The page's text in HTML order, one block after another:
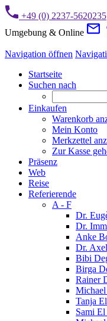
+49 (0) 2237-5620235
Umgebung & Online
Navigation öffnen
Startseite
Suchen nach
Einkaufen
Warenkorb
Mein Konto
Merkzettel
Zur Kasse
Präsenz
Web
Reise
Referierende
A - F
Dr.
Dr.
Anke
Dr.
Bibi
Birga
Rainer
Tanja
Sami